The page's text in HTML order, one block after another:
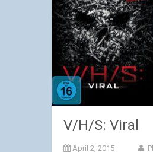
V/H/S: Viral
April 2, 2015